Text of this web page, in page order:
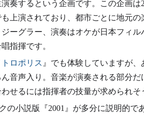
奏するという企画です。この企画は
上演されており、都市ごとに地元の
ーグラー、演奏はオケが日本フィル
指揮です。
トロポリス 』でも体験していますが、
音声入り。音楽が演奏される部分だ
せるには指揮者の技量が求められそ
の小説版『2001』が多分に説明的で